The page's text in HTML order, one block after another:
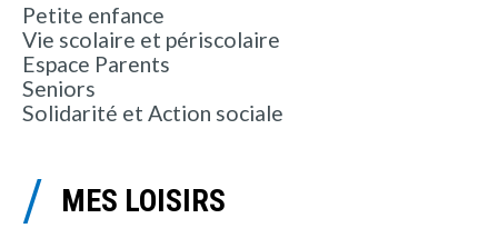
Petite enfance
Vie scolaire et périscolaire
Espace Parents
Seniors
Solidarité et Action sociale
MES LOISIRS